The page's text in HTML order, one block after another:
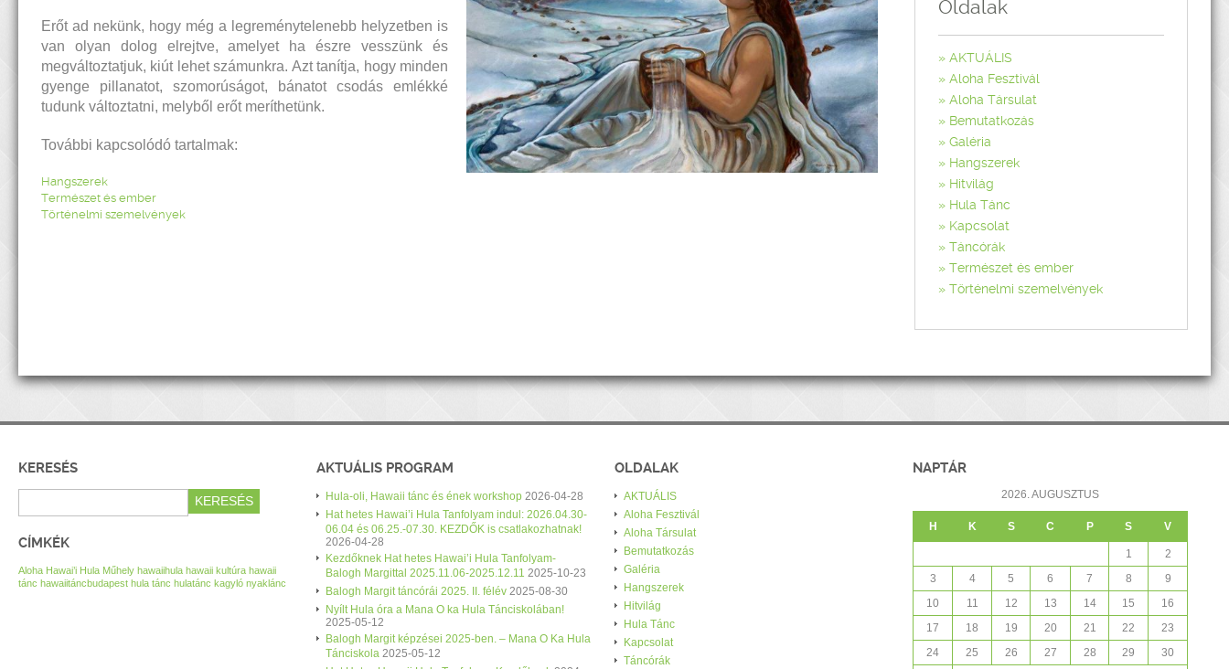
Erőt ad nekünk, hogy még a legreménytelenebb helyzetben is
van olyan dolog elrejtve, amelyet ha észre vesszünk és
megváltoztatjuk, kiút lehet számunkra. Azt tanítja, hogy minden
gyenge pillanatot, szomorúságot, bánatot csodás emlékké
tudunk változtatni, melyből erőt meríthetünk.
További kapcsolódó tartalmak:
Hangszerek
Természet és ember
Történelmi szemelvények
Oldalak
AKTUÁLIS
Aloha Fesztivál
Aloha Társulat
Bemutatkozás
Galéria
Hangszerek
Hitvilág
Hula Tánc
Kapcsolat
Táncórák
Természet és ember
Történelmi szemelvények
KERESÉS
CÍMKÉK
Aloha Hawai’i Hula Műhely hawaiihula hawaii kultúra hawaii
tánc hawaiitáncbudapest hula tánc hulatánc kagyló nyaklánc
AKTUÁLIS PROGRAM
Hula-oli, Hawaii tánc és ének workshop 2026-04-28
Hat hetes Hawai’i Hula Tanfolyam indul: 2026.04.30-
06.04 és 06.25.-07.30. KEZDŐK is csatlakozhatnak!
2026-04-28
Kezdőknek Hat hetes Hawai’i Hula Tanfolyam-
Balogh Margittal 2025.11.06-2025.12.11 2025-10-23
Balogh Margit táncórái 2025. II. félév 2025-08-30
Nyílt Hula óra a Mana O ka Hula Tánciskolában!
2025-05-12
Balogh Margit képzései 2025-ben. – Mana O Ka Hula
Tánciskola 2025-05-12
OLDALAK
AKTUÁLIS
Aloha Fesztivál
Aloha Társulat
Bemutatkozás
Galéria
Hangszerek
Hitvilág
Hula Tánc
Kapcsolat
Táncórák
NAPTÁR
2026. AUGUSZTUS
H K S C P S V
1
2
3
4 5 6 7 8
9
10
11 12 13 14 15
16
17
18 19 20 21 22
23
24
25 26 27 28 29 30